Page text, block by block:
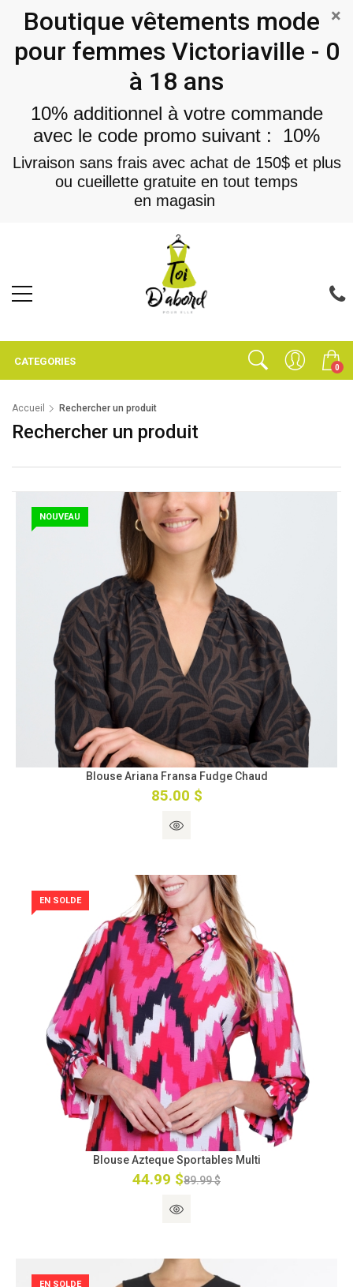
×
Boutique vêtements mode
pour femmes Victoriaville - 0
à 18 ans
10% additionnel à votre commande
avec le code promo suivant : 10%
Livraison sans frais avec achat de 150$ et plus
ou cueillette gratuite en tout temps
en magasin
0
CATEGORIES
Accueil Rechercher un produit
Rechercher un produit
NOUVEAU
Blouse Ariana Fransa Fudge Chaud
85.00 $
EN SOLDE
Blouse Azteque Sportables Multi
44.99 $89.99 $
EN SOLDE